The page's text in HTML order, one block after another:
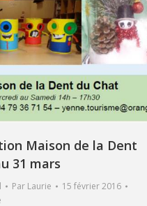
Maison de la Dent
31 mars
Par Laurie
15 février 2016